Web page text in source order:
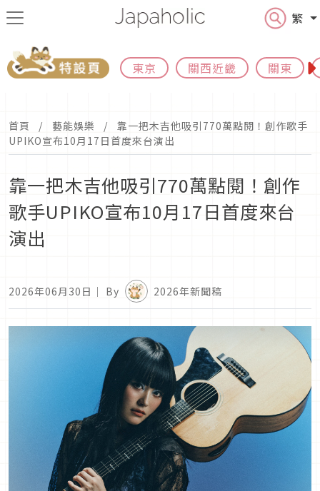
繁
東京 關西近畿 關東
首頁 藝能娛樂
靠一把木吉他吸引770萬點閱！創作歌手
UPIKO宣布10月17日首度來台演出
靠一把木吉他吸引770萬點閱！創作
歌手UPIKO宣布10月17日首度來台
演出
2026年06月30日 ｜ By 2026年新聞稿